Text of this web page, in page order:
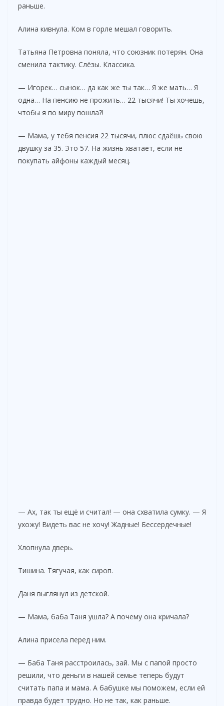
раньше.
Алина кивнула. Ком в горле мешал говорить.
Татьяна Петровна поняла, что союзник потерян. Она
сменила тактику. Слёзы. Классика.
— Игорек… сынок… да как же ты так… Я же мать… Я
одна… На пенсию не прожить… 22 тысячи! Ты хочешь,
чтобы я по миру пошла?!
— Мама, у тебя пенсия 22 тысячи, плюс сдаёшь свою
двушку за 35. Это 57. На жизнь хватает, если не
покупать айфоны каждый месяц.
— Ах, так ты ещё и считал! — она схватила сумку. — Я
ухожу! Видеть вас не хочу! Жадные! Бессердечные!
Хлопнула дверь.
Тишина. Тягучая, как сироп.
Даня выглянул из детской.
— Мама, баба Таня ушла? А почему она кричала?
Алина присела перед ним.
— Баба Таня расстроилась, зай. Мы с папой просто
решили, что деньги в нашей семье теперь будут
считать папа и мама. А бабушке мы поможем, если ей
правда будет трудно. Но не так, как раньше.